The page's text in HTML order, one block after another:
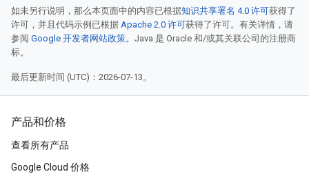
如未另行说明，那么本页面中的内容已根据知识共享署名 4.0 许可获得了
许可，并且代码示例已根据 Apache 2.0 许可获得了许可。有关详情，请
参阅 Google 开发者网站政策。Java 是 Oracle 和/或其关联公司的注册商
标。
最后更新时间 (UTC)：2026-07-13。
产品和价格
查看所有产品
Google Cloud 价格